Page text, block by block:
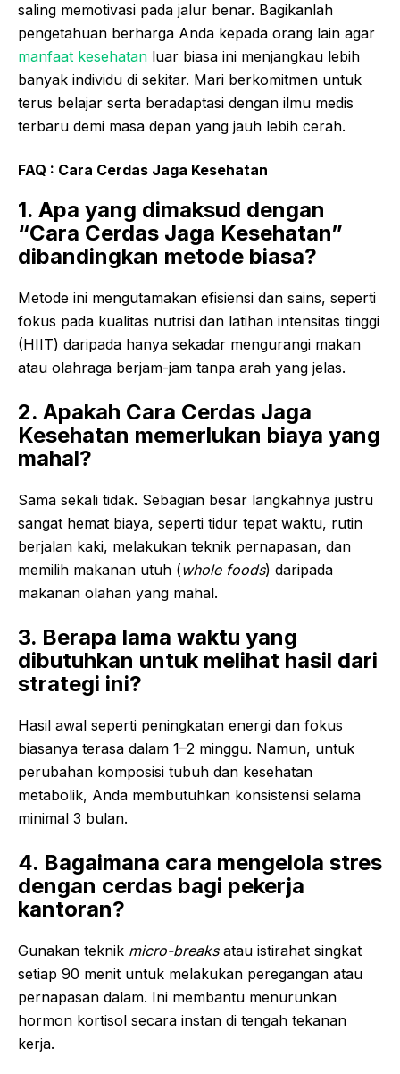
saling memotivasi pada jalur benar. Bagikanlah
pengetahuan berharga Anda kepada orang lain agar
manfaat kesehatan luar biasa ini menjangkau lebih
banyak individu di sekitar. Mari berkomitmen untuk
terus belajar serta beradaptasi dengan ilmu medis
terbaru demi masa depan yang jauh lebih cerah.
FAQ : Cara Cerdas Jaga Kesehatan
1. Apa yang dimaksud dengan
“Cara Cerdas Jaga Kesehatan”
dibandingkan metode biasa?
Metode ini mengutamakan efisiensi dan sains, seperti
fokus pada kualitas nutrisi dan latihan intensitas tinggi
(HIIT) daripada hanya sekadar mengurangi makan
atau olahraga berjam-jam tanpa arah yang jelas.
2. Apakah Cara Cerdas Jaga
Kesehatan memerlukan biaya yang
mahal?
Sama sekali tidak. Sebagian besar langkahnya justru
sangat hemat biaya, seperti tidur tepat waktu, rutin
berjalan kaki, melakukan teknik pernapasan, dan
memilih makanan utuh (whole foods) daripada
makanan olahan yang mahal.
3. Berapa lama waktu yang
dibutuhkan untuk melihat hasil dari
strategi ini?
Hasil awal seperti peningkatan energi dan fokus
biasanya terasa dalam 1–2 minggu. Namun, untuk
perubahan komposisi tubuh dan kesehatan
metabolik, Anda membutuhkan konsistensi selama
minimal 3 bulan.
4. Bagaimana cara mengelola stres
dengan cerdas bagi pekerja
kantoran?
Gunakan teknik micro-breaksatau istirahat singkat
setiap 90 menit untuk melakukan peregangan atau
pernapasan dalam. Ini membantu menurunkan
hormon kortisol secara instan di tengah tekanan
kerja.